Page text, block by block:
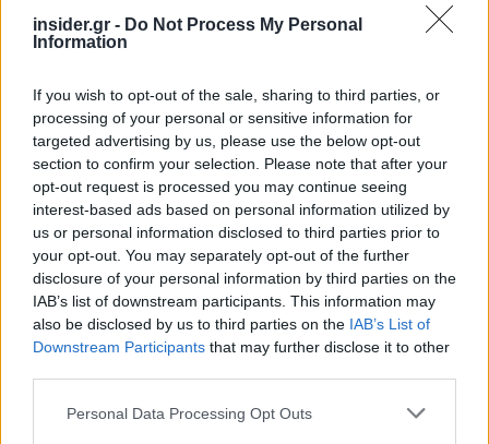
insider.gr - Do Not Process My Personal
Information
If you wish to opt-out of the sale, sharing to third parties, or
processing of your personal or sensitive information for
targeted advertising by us, please use the below opt-out
section to confirm your selection. Please note that after your
opt-out request is processed you may continue seeing
interest-based ads based on personal information utilized by
us or personal information disclosed to third parties prior to
your opt-out. You may separately opt-out of the further
disclosure of your personal information by third parties on the
IAB’s list of downstream participants. This information may
also be disclosed by us to third parties on the IAB’s List of
Downstream Participants that may further disclose it to other
Please note that this website/app uses one or more Google
Personal Data Processing Opt Outs
Ανάπτυξης-ΟΠΣΑΑ (www.opsaa.gr/RDIIS
συνοδευόμενη από τα απαιτούμενα